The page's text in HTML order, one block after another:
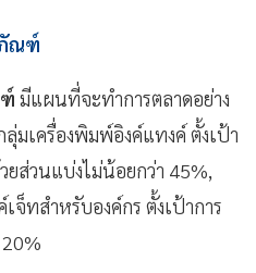
ภัณฑ์
มีแผนที่จะทำการตลาดอย่าง
เครื่องพิมพ์อิงค์แทงค์ ตั้งเป้า
ส่วนแบ่งไม่น้อยกว่า 45%,
ทสำหรับองค์กร ตั้งเป้าการ